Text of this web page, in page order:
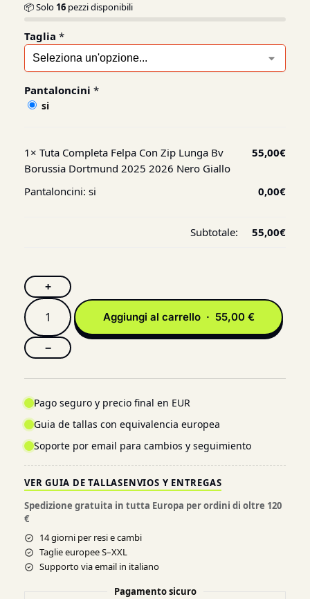
📦 Solo 16 pezzi disponibili
Taglia *
Pantaloncini *
si
1× Tuta Completa Felpa Con Zip Lunga Bv
Borussia Dortmund 2025 2026 Nero Giallo
55,00€
Pantaloncini: si 0,00€
Subtotale: 55,00€
+
−
Aggiungi al carrello · 55,00 €
Pago seguro y precio final en EUR
Guia de tallas con equivalencia europea
Soporte por email para cambios y seguimiento
VER GUIA DE TALLASENVIOS Y ENTREGAS
Spedizione gratuita in tutta Europa per ordini di oltre 120
€
14 giorni per resi e cambi
Taglie europee S–XXL
Supporto via email in italiano
Pagamento sicuro